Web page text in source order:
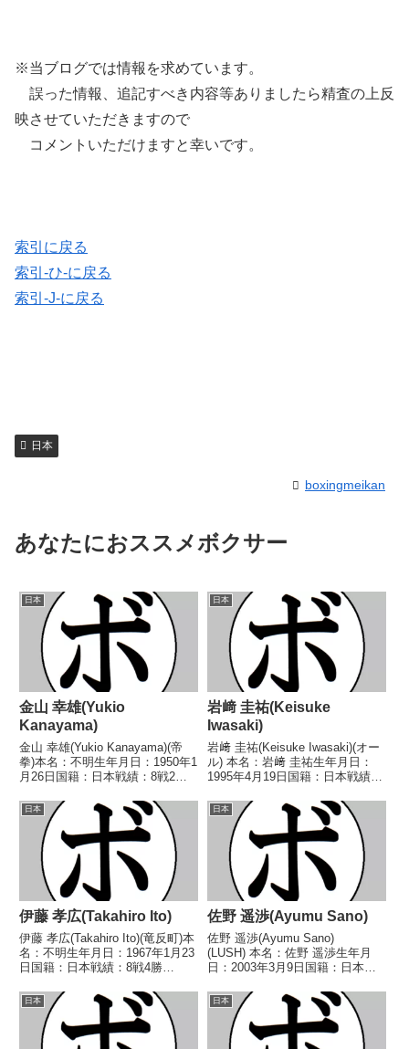
※当ブログでは情報を求めています。
誤った情報、追記すべき内容等ありましたら精査の上反
映させていただきますので
コメントいただけますと幸いです。
索引に戻る
索引-ひ-に戻る
索引-J-に戻る
日本
boxingmeikan
あなたにおススメボクサー
日本
金山 幸雄(Yukio
Kanayama)
金山 幸雄(Yukio Kanayama)(帝
拳)本名：不明生年月日：1950年1
月26日国籍：日本戦績：8戦2勝
し【戦歴】1969/11/23
●4RKO 中村 正悟(中
村)1970/03/29 ●4R...
日本
岩﨑 圭祐(Keisuke
Iwasaki)
岩﨑 圭祐(Keisuke Iwasaki)(オー
ル) 本名：岩﨑 圭祐生年月日：
1995年4月19日国籍：日本戦績：
イトル】2019年度西日本スーパ
ーフライ級新人王 【戦歴】
2018/08/11 ○...
日本
伊藤 孝広(Takahiro Ito)
伊藤 孝広(Takahiro Ito)(竜反町)本
名：不明生年月日：1967年1月23
日国籍：日本戦績：8戦4勝
【戦歴】1984/05/14 ○4R判定
(採点不明) 初芝 光弘(稲
毛)■19984年度東日...
日本
佐野 遥渉(Ayumu Sano)
佐野 遥渉(Ayumu Sano)
(LUSH) 本名：佐野 遥渉生年月
日：2003年3月9日国籍：日本戦
イトル】2022年度中日本スーパ
ーフライ級新人王WBCスーパー
フライ級ユース王座WBAアジア
スー...
日本 日本